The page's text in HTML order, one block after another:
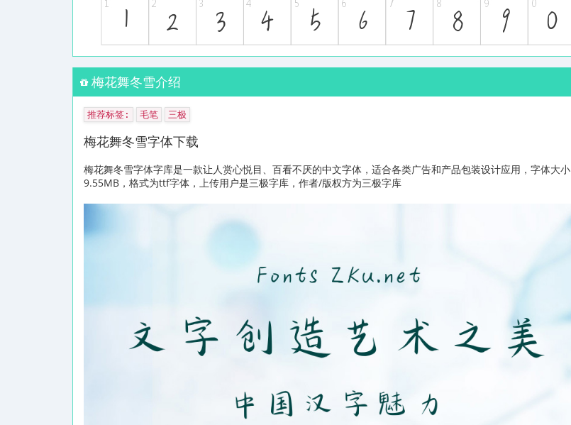
梅花舞冬雪介绍
推荐标签: 毛笔 三极
梅花舞冬雪字体下载
梅花舞冬雪字体字库是一款让人赏心悦目、百看不厌的中文字体，适合各类广告和产品包装设计应用，字体大小
9.55MB，格式为ttf字体，上传用户是三极字库，作者/版权方为三极字库